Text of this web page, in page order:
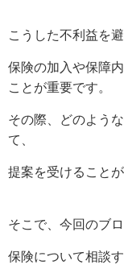
こうした不利益を
保険の加入や保障
ことが重要です。
その際、どのよう
て、
提案を受けること
そこで、今回のブロ
保険について相談